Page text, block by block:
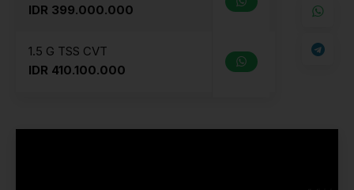
IDR 399.000.000
1.5 G TSS CVT
IDR 410.100.000
IDR 411.800.000